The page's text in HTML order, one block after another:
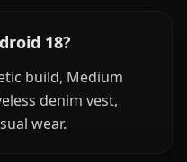
18?
build, Medium
denim vest,
wear.